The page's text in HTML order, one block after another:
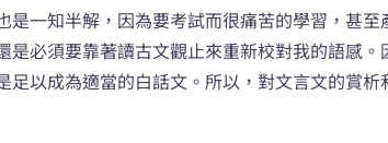
一知半解，因為要考試而很痛苦的學習，甚
必須要靠著讀古文觀止來重新校對我的語感
以成為適當的白話文。所以，對文言文的賞